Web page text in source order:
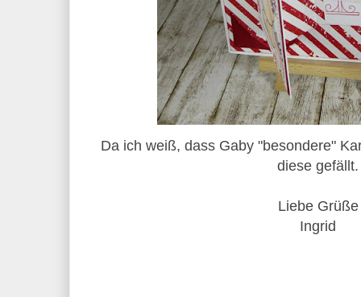
Da ich weiß, dass Gaby "besondere"
diese gefällt.
Liebe Grüße
Ingrid